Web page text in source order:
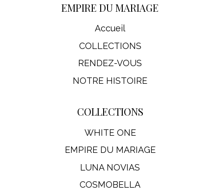
EMPIRE DU MARIAGE
Accueil
COLLECTIONS
RENDEZ-VOUS
NOTRE HISTOIRE
COLLECTIONS
WHITE ONE
EMPIRE DU MARIAGE
LUNA NOVIAS
COSMOBELLA